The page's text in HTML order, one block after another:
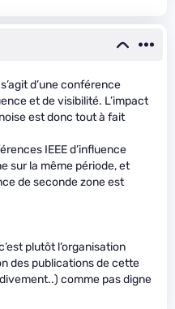
d’une conférence
et de visibilité. L’impact
est donc tout à fait
IEEE d’influence
sur la même période, et
de seconde zone est
plutôt l’organisation
des publications de cette
comme pas digne